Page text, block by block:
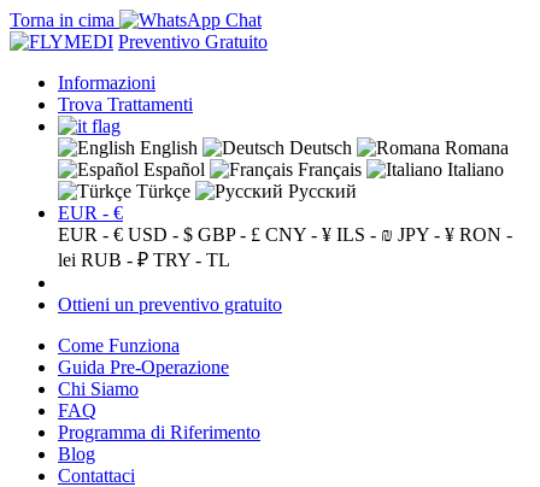
Torna in cima
Preventivo Gratuito
Informazioni
Trova Trattamenti
English Deutsch
Romana
Español
Français
Italiano
Türkçe
Русский
EUR - €
EUR - € USD - $ GBP - £ CNY - ¥ ILS - ₪ JPY - ¥ RON -
lei RUB - ₽ TRY - TL
Ottieni un preventivo gratuito
Come Funziona
Guida Pre-Operazione
Chi Siamo
FAQ
Programma di Riferimento
Blog
Contattaci